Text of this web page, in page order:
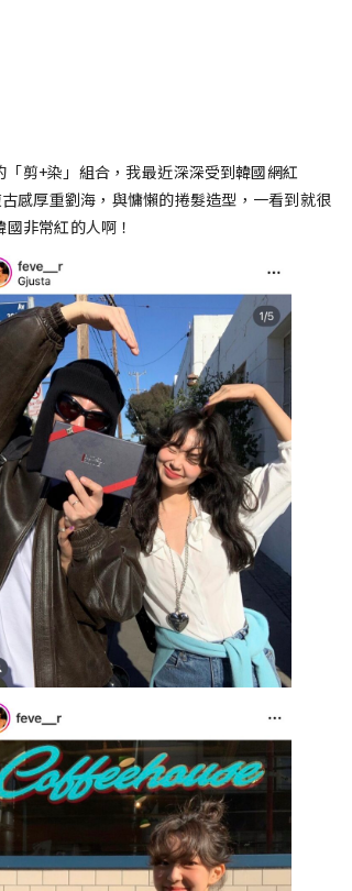
剪+染」組合，我最近深深受到韓國網紅
感厚重劉海，與慵懶的捲髮造型，一看到就很
非常紅的人啊！